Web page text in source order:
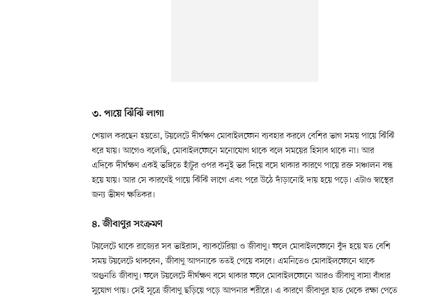
৩. পায়ে ঝিঁঝিঁ লাগা
খেয়াল করছেন হয়তো, টয়লেটে দীর্ঘক্ষণ মোবাইলফোন ব্যবহার করলে বেশির ভাগ সময় পায়ে ঝিঁঝিঁ
ধরে যায়। আগেও বলেছি, মোবাইলফোনে মনোযোগ থাকে বলে সময়ের হিসাব থাকে না। আর
এদিকে দীর্ঘক্ষণ একই ভঙ্গিতে হাঁটুর ওপর কনুই ভর দিয়ে বসে থাকার কারণে পায়ে রক্ত সঞ্চালন বন্ধ
হয়ে যায়। আর সে কারণেই পায়ে ঝিঁঝিঁ লাগে এবং পরে উঠে দাঁড়ানোই দায় হয়ে পড়ে। এটাও স্বাস্থের
জন্য ভীষণ ক্ষতিকর।
৪. জীবাণুর সংক্রমণ
টয়লেটে থাকে রাজ্যের সব ভাইরাস, ব্যাকটেরিয়া ও জীবাণু। ফলে মোবাইলফোনে বুঁদ হয়ে যত বেশি
সময় টয়লেটে থাকবেন, জীবাণু আপনাকে ততই পেয়ে বসবে। এমনিতেও মোবাইলফোনে থাকে
অগুনতি জীবাণু। ফলে টয়লেটে দীর্ঘক্ষণ বসে থাকার ফলে মোবাইলফোনে আরও জীবাণু বাসা বাঁধার
সুযোগ পায়। সেই সূত্রে জীবাণু ছড়িয়ে পড়ে আপনার শরীরে। এ কারণে জীবাণুর হাত থেকে রক্ষা পেতে